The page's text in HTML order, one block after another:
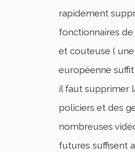
rapidement
fonctionnaires de
et couteuse (
européenne
il faut supprimer
policiers et des
nombreuses
futures suffisent